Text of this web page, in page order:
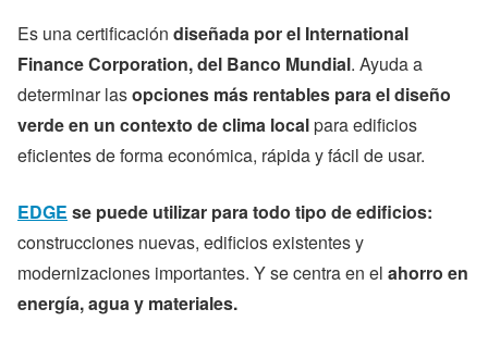
Es una certificación diseñada por el International
Finance Corporation, del Banco Mundial. Ayuda a
determinar lasopciones más rentables para el diseño
verde en un contexto de clima localpara edificios
eficientes de forma económica, rápida y fácil de usar.
EDGE se puede utilizar para todo tipo de edificios:
construcciones nuevas, edificios existentes y
modernizaciones importantes. Y se centra en el ahorro en
energía, agua y materiales.